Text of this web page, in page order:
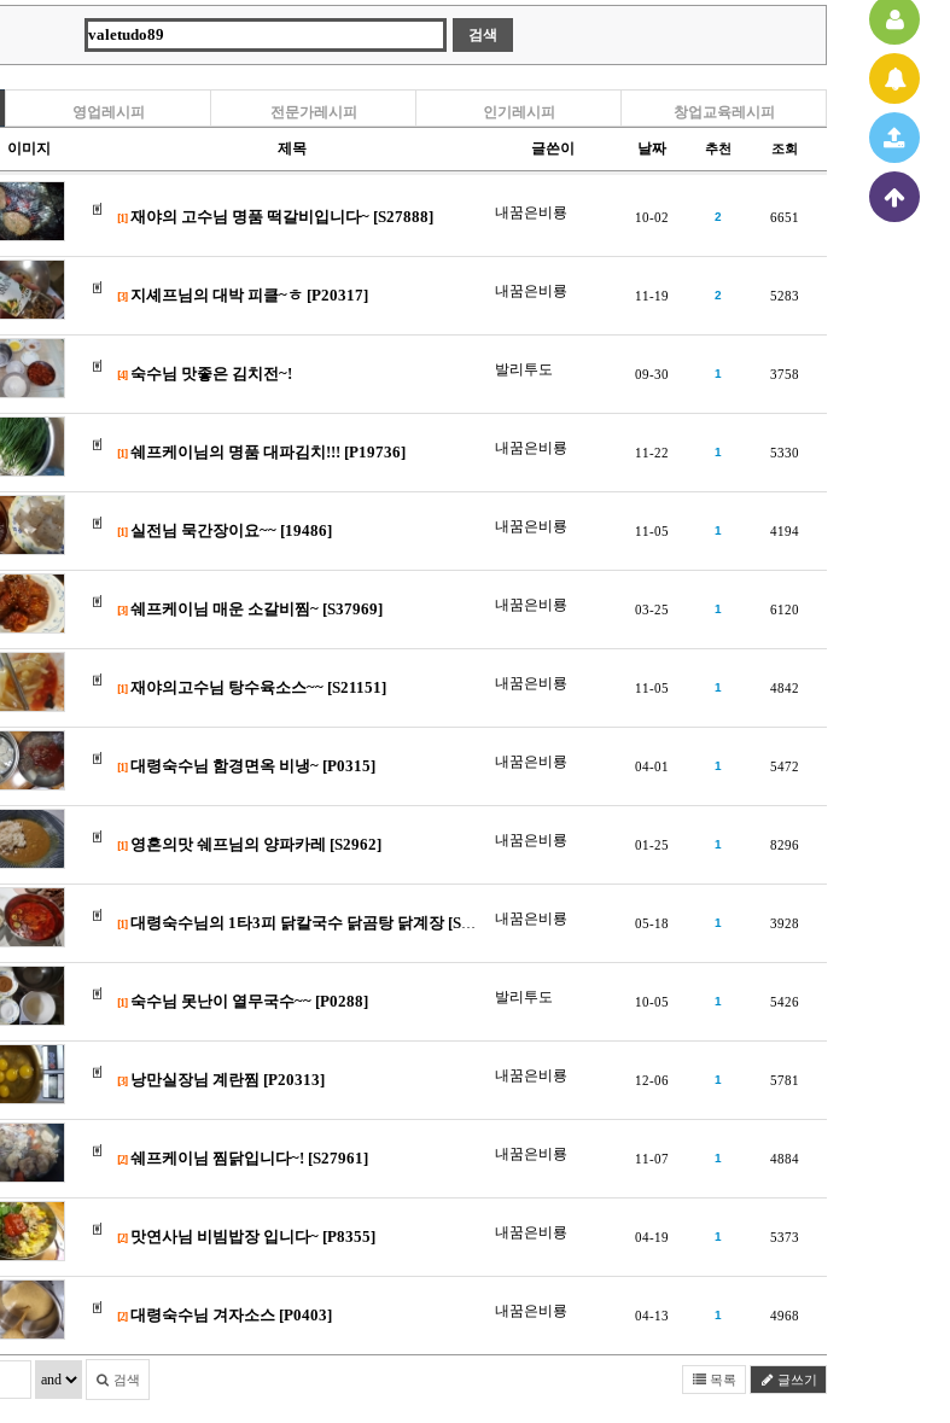
영업레시피 전문가레시피 인기레시피 창업교육레시피
이미지 제목 글쓴이 날짜 추천 조회
[1] 재야의 고수님 명품 떡갈비입니다~ [S27888] 내꿈은비룡 10-02 2 6651
[3] 지셰프님의 대박 피클~ㅎ [P20317] 내꿈은비룡 11-19 2 5283
[4] 숙수님 맛좋은 김치전~! 발리투도 09-30 1 3758
[1] 쉐프케이님의 명품 대파김치!!! [P19736] 내꿈은비룡 11-22 1 5330
[1] 실전님 묵간장이요~~ [19486] 내꿈은비룡 11-05 1 4194
[3] 쉐프케이님 매운 소갈비찜~ [S37969] 내꿈은비룡 03-25 1 6120
[1] 재야의고수님 탕수육소스~~ [S21151] 내꿈은비룡 11-05 1 4842
[1] 대령숙수님 함경면옥 비냉~ [P0315] 내꿈은비룡 04-01 1 5472
[1] 영혼의맛 쉐프님의 양파카레 [S2962] 내꿈은비룡 01-25 1 8296
[1] 대령숙수님의 1타3피 닭칼국수 닭곰탕 닭계장 [S72256] 내꿈은비룡 05-18 1 3928
[1] 숙수님 못난이 열무국수~~ [P0288] 발리투도 10-05 1 5426
[3] 낭만실장님 계란찜 [P20313] 내꿈은비룡 12-06 1 5781
[2] 쉐프케이님 찜닭입니다~! [S27961] 내꿈은비룡 11-07 1 4884
[2] 맛연사님 비빔밥장 입니다~ [P8355] 내꿈은비룡 04-19 1 5373
[2] 대령숙수님 겨자소스 [P0403] 내꿈은비룡 04-13 1 4968
검색 목록 글쓰기